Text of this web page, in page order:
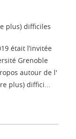
plus) difficiles
était l’invitée
Grenoble
autour de l'
plus) diffici...